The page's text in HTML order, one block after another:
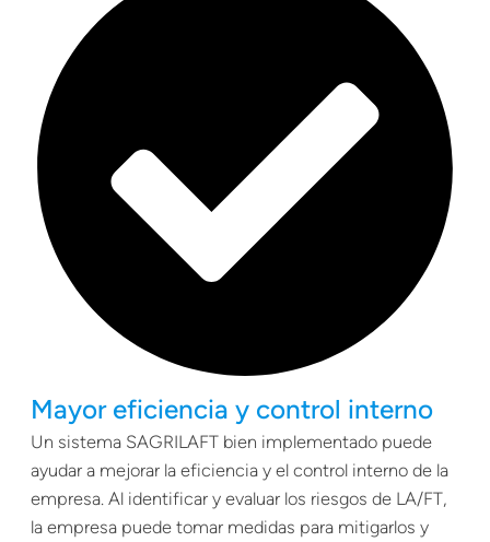
Mayor eficiencia y control interno
Un sistema SAGRILAFT bien implementado puede
ayudar a mejorar la eficiencia y el control interno de la
empresa. Al identificar y evaluar los riesgos de LA/FT,
la empresa puede tomar medidas para mitigarlos y